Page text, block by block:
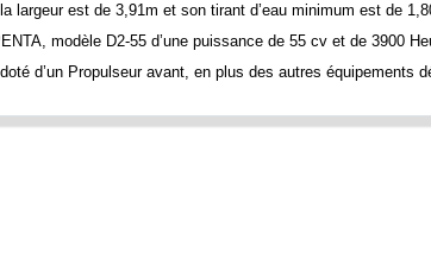
largeur est de 3,91m et son tirant d’eau minimum est de
modèle D2-55 d’une puissance de 55 cv et de 3900
d’un Propulseur avant, en plus des autres équipements